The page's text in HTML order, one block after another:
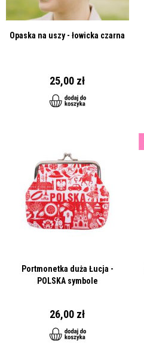
Opaska na uszy - łowicka czarna
25,00 zł
Portmonetka duża Łucja -
POLSKA symbole
26,00 zł